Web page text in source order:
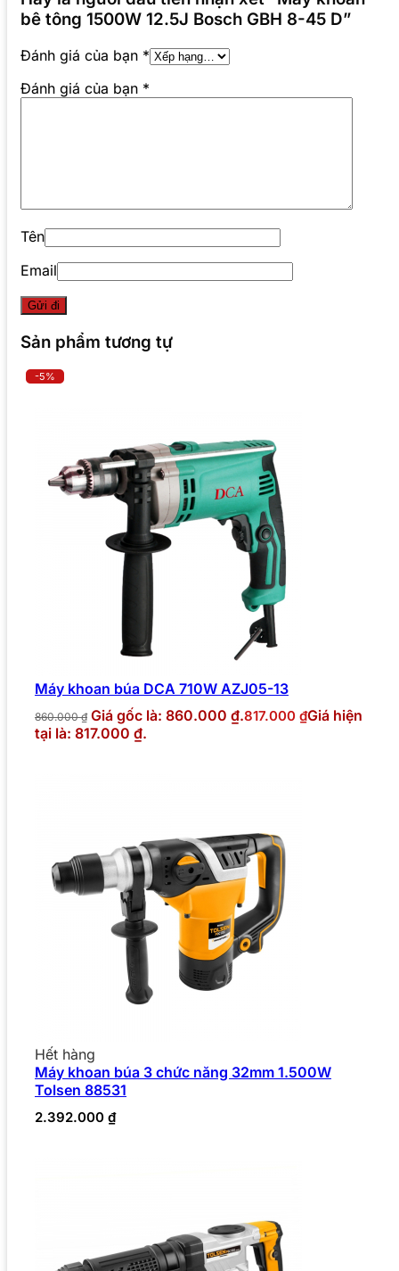
bê tông 1500W 12.5J Bosch GBH 8-45 D”
Đánh giá của bạn *
Đánh giá của bạn *
Tên
Email
Sản phẩm tương tự
-5%
Máy khoan búa DCA 710W AZJ05-13
860.000₫ Giá gốc là: 860.000 ₫.817.000 ₫Giá hiện
tại là: 817.000 ₫.
Hết hàng
Máy khoan búa 3 chức năng 32mm 1.500W
Tolsen 88531
2.392.000 ₫